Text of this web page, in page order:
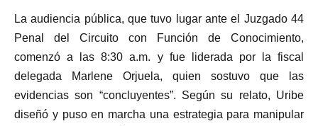
La audiencia pública, que tuvo lugar ante el Juzgado 44
Penal del Circuito con Función de Conocimiento,
comenzó a las 8:30 a.m. y fue liderada por la fiscal
delegada Marlene Orjuela, quien sostuvo que las
evidencias son “concluyentes”. Según su relato, Uribe
diseñó y puso en marcha una estrategia para manipular